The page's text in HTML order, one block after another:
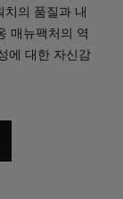
의 품질과 내
매뉴팩처의 역
에 대한 자신감